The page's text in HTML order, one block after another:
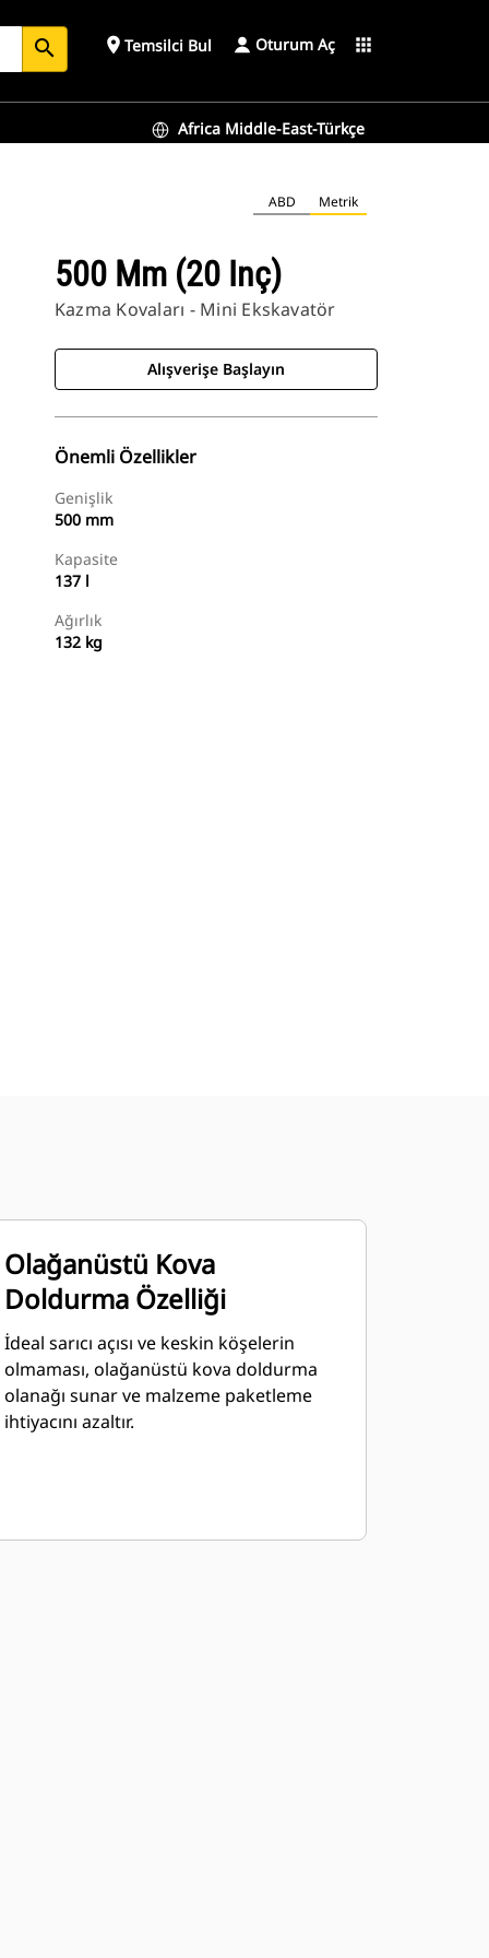
search place Temsilci Bul Oturum Aç apps
Africa Middle-East-Türkçe
ABD Metrik
500 Mm (20 Inç)
Kazma Kovaları - Mini Ekskavatör
Alışverişe Başlayın
Önemli Özellikler
Genişlik
500 mm
Kapasite
137 l
Ağırlık
132 kg
Olağanüstü Kova
Doldurma Özelliği
İdeal sarıcı açısı ve keskin köşelerin
olmaması, olağanüstü kova doldurma
olanağı sunar ve malzeme paketleme
ihtiyacını azaltır.